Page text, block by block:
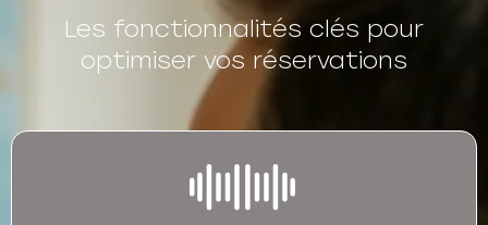
Les fonctionnalités clés pour
optimiser vos réservations